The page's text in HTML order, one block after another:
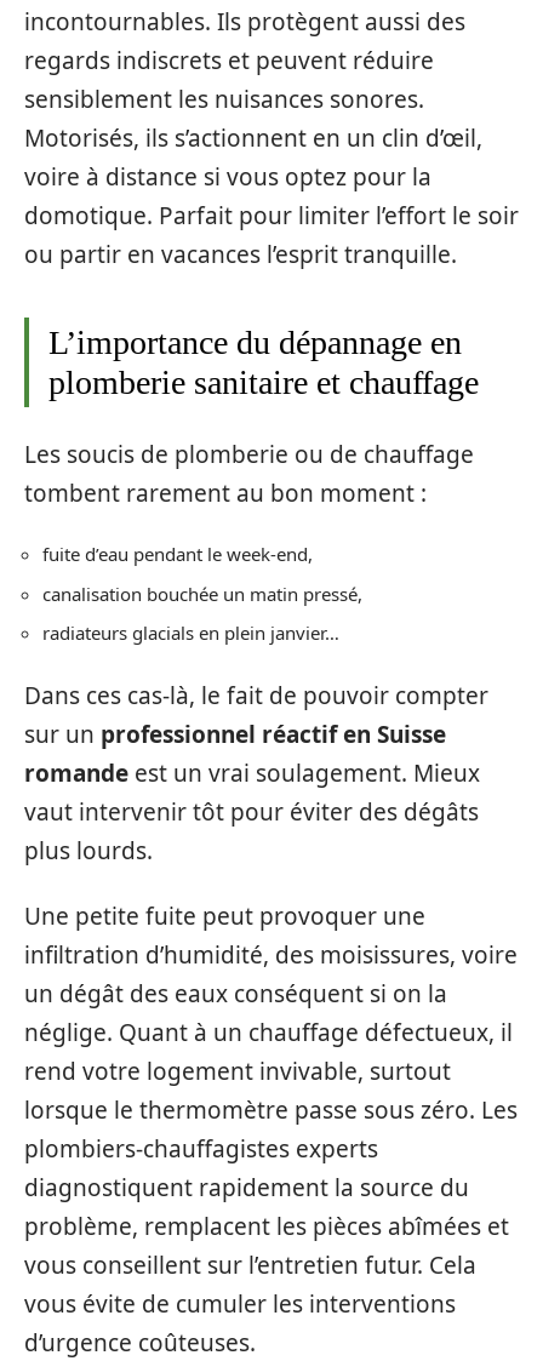
incontournables. Ils protègent aussi des
regards indiscrets et peuvent réduire
sensiblement les nuisances sonores.
Motorisés, ils s’actionnent en un clin d’œil,
voire à distance si vous optez pour la
domotique. Parfait pour limiter l’effort le soir
ou partir en vacances l’esprit tranquille.
L’importance du dépannage en
plomberie sanitaire et chauffage
Les soucis de plomberie ou de chauffage
tombent rarement au bon moment :
fuite d’eau pendant le week-end,
canalisation bouchée un matin pressé,
radiateurs glacials en plein janvier…
Dans ces cas-là, le fait de pouvoir compter
sur un professionnel réactif en Suisse
romande est un vrai soulagement. Mieux
vaut intervenir tôt pour éviter des dégâts
plus lourds.
Une petite fuite peut provoquer une
infiltration d’humidité, des moisissures, voire
un dégât des eaux conséquent si on la
néglige. Quant à un chauffage défectueux, il
rend votre logement invivable, surtout
lorsque le thermomètre passe sous zéro. Les
plombiers-chauffagistes experts
diagnostiquent rapidement la source du
problème, remplacent les pièces abîmées et
vous conseillent sur l’entretien futur. Cela
vous évite de cumuler les interventions
d’urgence coûteuses.